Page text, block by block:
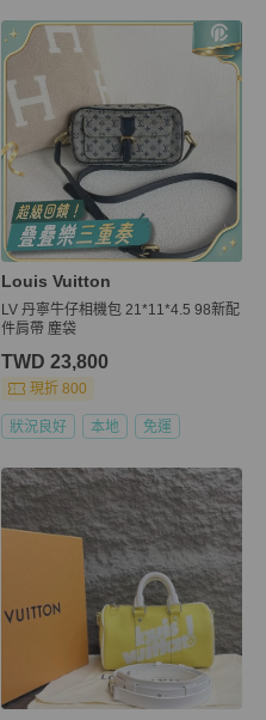
Louis Vuitton
LV 丹寧牛仔相機包 21*11*4.5 98新配
件肩帶 塵袋
TWD 23,800
現折 800
狀況良好 本地 免運